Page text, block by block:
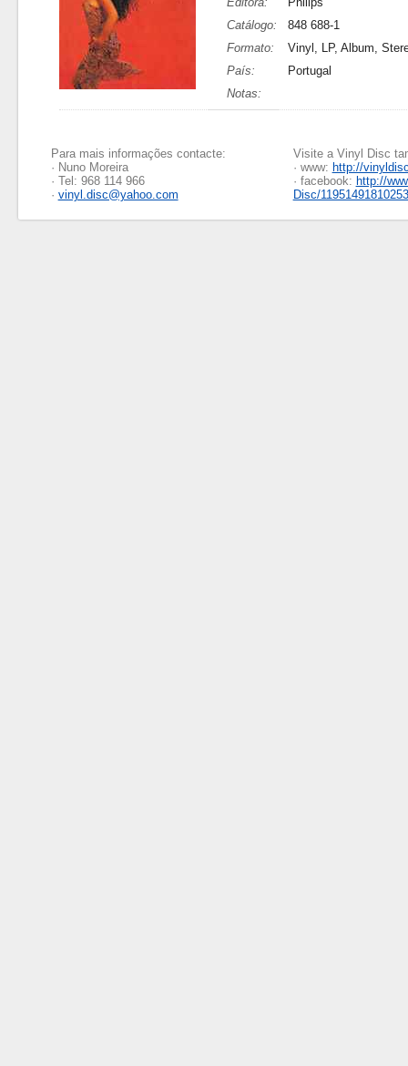
Catálogo:
848 688-1
Formato:
Vinyl, LP, Album,
País:
Portugal
Notas:
Para mais informações contacte:
· Nuno Moreira
· Tel: 968 114 966
· vinyl.disc@yahoo.com
Visite a Vinyl Disc
· www: http://
· facebook: http://
Disc/